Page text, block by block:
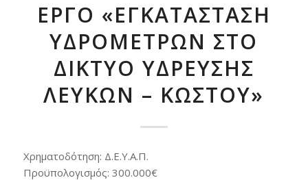
ΕΡΓΟ «ΕΓΚΑΤΑΣΤΑΣΗ
ΥΔΡΟΜΕΤΡΩΝ ΣΤΟ
ΔΙΚΤΥΟ ΥΔΡΕΥΣΗΣ
ΛΕΥΚΩΝ – ΚΩΣΤΟΥ»
Χρηματοδότηση: Δ.Ε.Υ.Α.Π.
Προϋπολογισμός: 300.000€